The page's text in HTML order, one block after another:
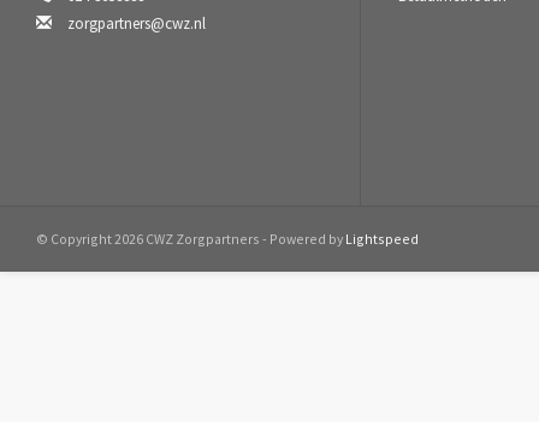
zorgpartners@cwz.nl
© Copyright 2026 CWZ Zorgpartners - Powered by Lightspeed